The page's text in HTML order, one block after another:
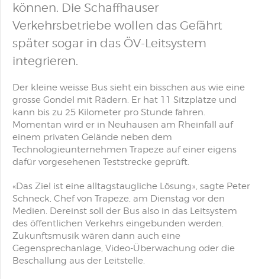
können. Die Schaffhauser
Verkehrsbetriebe wollen das Gefährt
später sogar in das ÖV-Leitsystem
integrieren.
Der kleine weisse Bus sieht ein bisschen aus wie eine
grosse Gondel mit Rädern. Er hat 11 Sitzplätze und
kann bis zu 25 Kilometer pro Stunde fahren.
Momentan wird er in Neuhausen am Rheinfall auf
einem privaten Gelände neben dem
Technologieunternehmen Trapeze auf einer eigens
dafür vorgesehenen Teststrecke geprüft.
«Das Ziel ist eine alltagstaugliche Lösung», sagte Peter
Schneck, Chef von Trapeze, am Dienstag vor den
Medien. Dereinst soll der Bus also in das Leitsystem
des öffentlichen Verkehrs eingebunden werden.
Zukunftsmusik wären dann auch eine
Gegensprechanlage, Video-Überwachung oder die
Beschallung aus der Leitstelle.